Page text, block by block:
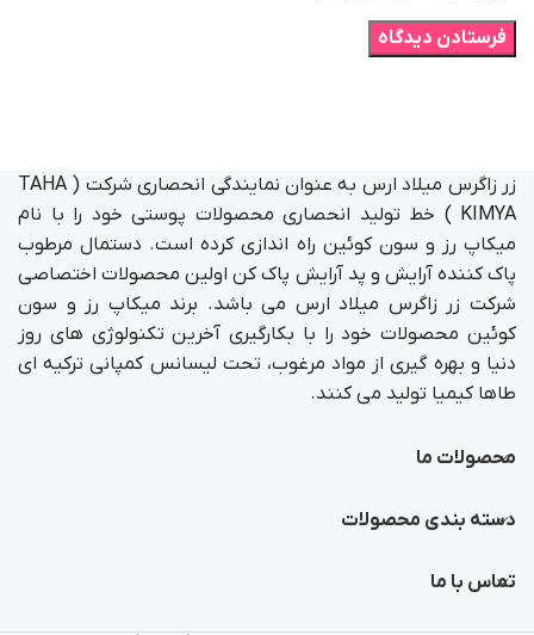
زر زاگرس میلاد ارس به عنوان نمایندگی انحصاری شرکت ( TAHA
KIMYA ) خط تولید انحصاری محصولات پوستی خود را با نام
میکاپ رز و سون کوئین راه اندازی کرده است. دستمال مرطوب
پاک کننده آرایش و پد آرایش پاک کن اولین محصولات اختصاصی
شرکت زر زاگرس میلاد ارس می باشد. برند میکاپ رز و سون
کوئین محصولات خود را با بکارگیری آخرین تکنولوژی های روز
دنیا و بهره گیری از مواد مرغوب، تحت لیسانس کمپانی ترکیه ای
طاها کیمیا تولید می کنند.
محصولات ما
دسته بندی محصولات
تماس با ما